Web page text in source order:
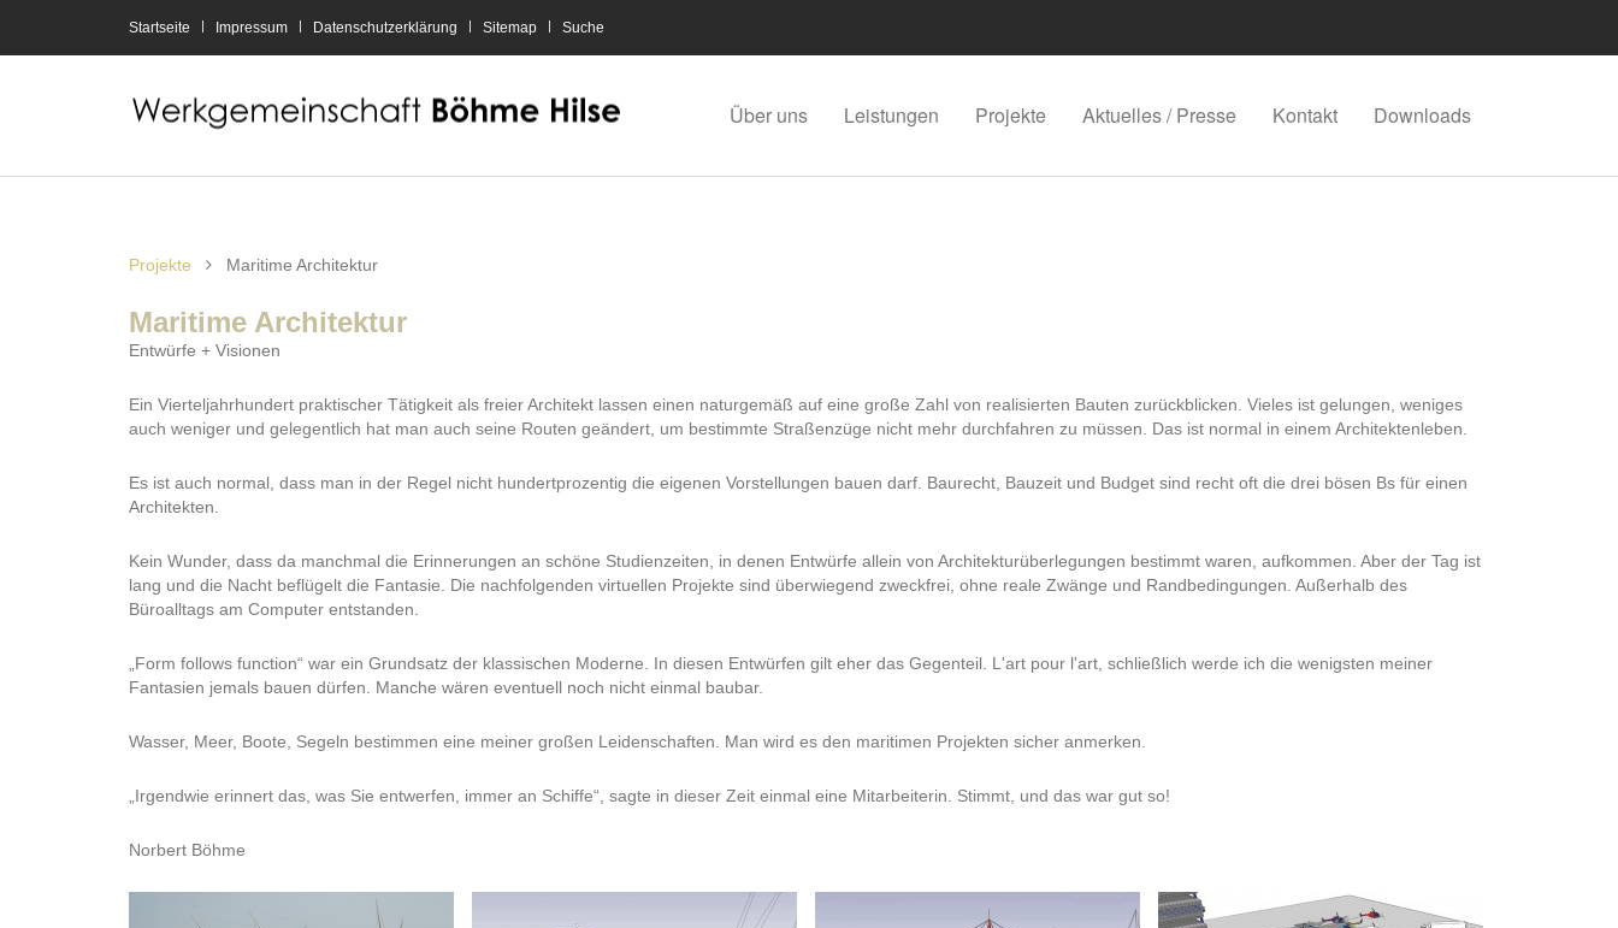
Startseite Impressum Datenschutzerklärung Sitemap Suche
Über uns Leistungen Projekte Aktuelles / Presse Kontakt Downloads
Projekte Maritime Architektur
Maritime Architektur
Entwürfe + Visionen
Ein Vierteljahrhundert praktischer Tätigkeit als freier Architekt lassen einen naturgemäß auf eine große Zahl von realisierten Bauten zurückblicken. Vieles ist gelungen, weniges
auch weniger und gelegentlich hat man auch seine Routen geändert, um bestimmte Straßenzüge nicht mehr durchfahren zu müssen. Das ist normal in einem Architektenleben.
Es ist auch normal, dass man in der Regel nicht hundertprozentig die eigenen Vorstellungen bauen darf. Baurecht, Bauzeit und Budget sind recht oft die drei bösen Bs für einen
Architekten.
Kein Wunder, dass da manchmal die Erinnerungen an schöne Studienzeiten, in denen Entwürfe allein von Architekturüberlegungen bestimmt waren, aufkommen. Aber der Tag ist
lang und die Nacht beflügelt die Fantasie. Die nachfolgenden virtuellen Projekte sind überwiegend zweckfrei, ohne reale Zwänge und Randbedingungen. Außerhalb des
Büroalltags am Computer entstanden.
„Form follows function“ war ein Grundsatz der klassischen Moderne. In diesen Entwürfen gilt eher das Gegenteil. L'art pour l'art, schließlich werde ich die wenigsten meiner
Fantasien jemals bauen dürfen. Manche wären eventuell noch nicht einmal baubar.
Wasser, Meer, Boote, Segeln bestimmen eine meiner großen Leidenschaften. Man wird es den maritimen Projekten sicher anmerken.
„Irgendwie erinnert das, was Sie entwerfen, immer an Schiffe“, sagte in dieser Zeit einmal eine Mitarbeiterin. Stimmt, und das war gut so!
Norbert Böhme